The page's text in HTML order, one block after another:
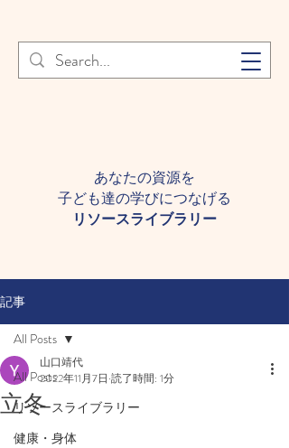
登録者様へ 個人情報の取り扱
いについて Learn More
あなたの資源を
子ども達の学びにつなげる​
​リソースライブラリー
記事
All Posts
リソースライブラリー
健康・身体
All Posts
立冬
山口靖代
2022年11月7日 読了時間: 1分